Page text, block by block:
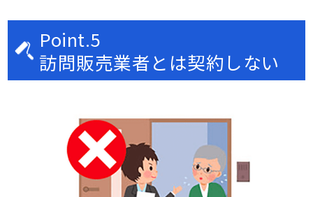
Point.5
訪問販売業者とは契約しない